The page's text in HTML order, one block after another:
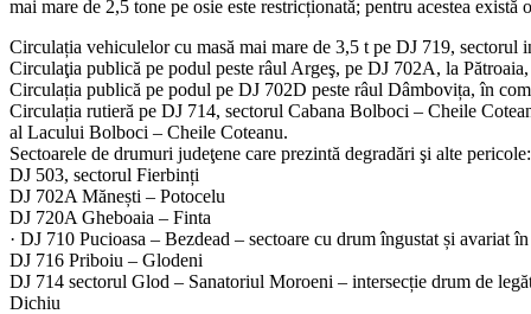
mai mare de 2,5 tone pe osie este restricționată; pentru acestea
Circulația vehiculelor cu masă mai mare de 3,5 t pe DJ 719,
Circulaţia publică pe podul peste râul Argeş, pe DJ 702A, la
Circulația publică pe podul pe DJ 702D peste râul Dâmbovița, în
Circulația rutieră pe DJ 714, sectorul Cabana Bolboci – Cheile
al Lacului Bolboci – Cheile Coteanu.
Sectoarele de drumuri judeţene care prezintă degradări şi alte pericole:
DJ 503, sectorul Fierbinți
DJ 702A Mănești – Potocelu
DJ 720A Gheboaia – Finta
· DJ 710 Pucioasa – Bezdead – sectoare cu drum îngustat și avariat
DJ 716 Priboiu – Glodeni
DJ 714 sectorul Glod – Sanatoriul Moroeni – intersecție drum de
Dichiu